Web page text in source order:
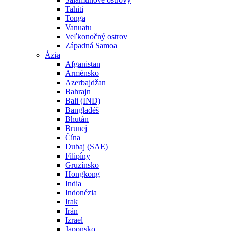
Tahiti
Tonga
Vanuatu
Veľkonočný ostrov
Západná Samoa
Ázia
Afganistan
Arménsko
Azerbajdžan
Bahrajn
Bali (IND)
Bangladéš
Bhután
Brunej
Čína
Dubaj (SAE)
Filipíny
Gruzínsko
Hongkong
India
Indonézia
Irak
Irán
Izrael
Japonsko